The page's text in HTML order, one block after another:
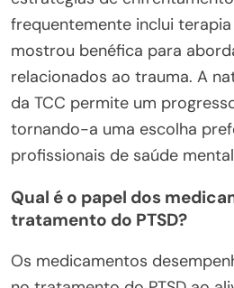
frequentemente inclui
mostrou benéfica para
relacionados ao trauma. A
da TCC permite um
tornando-a uma escolha
profissionais de saúde
Qual é o papel dos
tratamento do PTSD?
Os medicamentos